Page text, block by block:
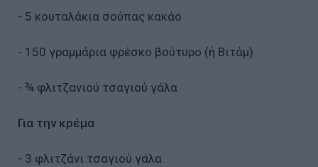
- 5 κουταλάκια σούπας κακάο
- 150 γραμμάρια φρέσκο βούτυρο (ή Βιτάμ)
- ¾ φλιτζανιού τσαγιού γάλα
Για την κρέμα
- 3 φλιτζάνι τσαγιού γάλα